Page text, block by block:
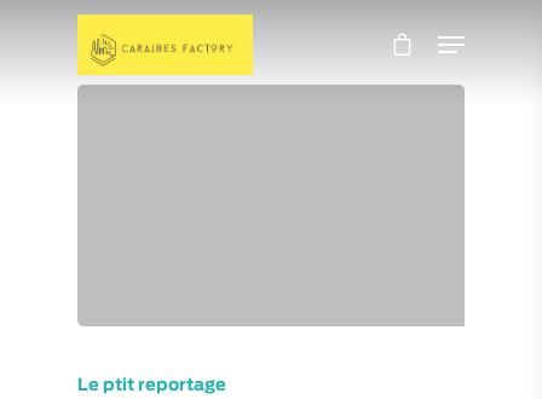
Le ptit reportage